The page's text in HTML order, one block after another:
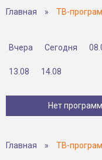
Главная » ТВ-
Вчера Сегодня
13.08 14.08
Нет
Главная » ТВ-